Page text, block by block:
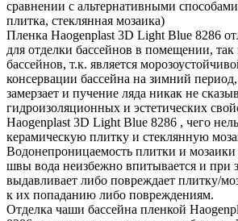
сравнении с альтернативными
плитка, стеклянная мозаика)
Пленка Haogenplast 3D Light Blue 8286
для отделки бассейнов в помещении,
бассейнов, т.к. является
консервации бассейна на зимний
замерзает и пучение ляда никак не
гидроизоляционных и эстетических
Haogenplast 3D Light Blue 8286 , чего
керамическую плитку и стеклянную
Водонепроницаемость плитки и
швы вода неизбежно впитывается и при
выдавливает либо повреждает плитку/
к их попаданию либо повреждениям.
Отделка чаши бассейна пленкой